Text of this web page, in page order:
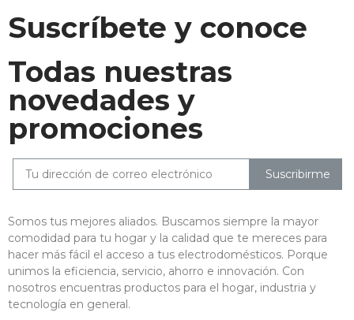
Suscríbete y conoce
Todas nuestras
novedades y
promociones
Suscribirme
Somos tus mejores aliados. Buscamos siempre la mayor
comodidad para tu hogar y la calidad que te mereces para
hacer más fácil el acceso a tus electrodomésticos. Porque
unimos la eficiencia, servicio, ahorro e innovación. Con
nosotros encuentras productos para el hogar, industria y
tecnología en general.